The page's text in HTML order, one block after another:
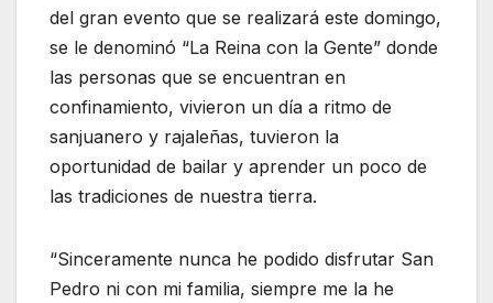
del gran evento que se realizará este domingo,
se le denominó “La Reina con la Gente” donde
las personas que se encuentran en
confinamiento, vivieron un día a ritmo de
sanjuanero y rajaleñas, tuvieron la
oportunidad de bailar y aprender un poco de
las tradiciones de nuestra tierra.
“Sinceramente nunca he podido disfrutar San
Pedro ni con mi familia, siempre me la he